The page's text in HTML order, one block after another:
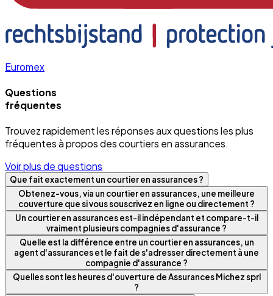
Euromex
Questions
fréquentes
Trouvez rapidement les réponses aux questions les plus
fréquentes à propos des courtiers en assurances.
Voir plus de questions
Que fait exactement un courtier en assurances ?
Obtenez-vous, via un courtier en assurances, une meilleure
couverture que si vous souscrivez en ligne ou directement ?
Un courtier en assurances est-il indépendant et compare-t-il
vraiment plusieurs compagnies d'assurance ?
Quelle est la différence entre un courtier en assurances, un
agent d'assurances et le fait de s'adresser directement à une
compagnie d'assurance ?
Quelles sont les heures d'ouverture de Assurances Michez sprl
?